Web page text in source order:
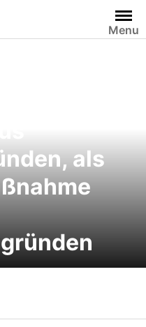
Menu
als